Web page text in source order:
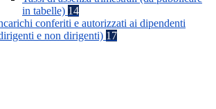
in tabelle) 14
conferiti e autorizzati ai dipendenti
e non dirigenti) 17